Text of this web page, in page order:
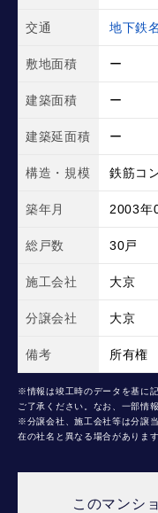
交通 地下鉄
敷地面積 ー
建築面積 ー
建築延面積 ー
構造・規模 鉄筋コ
築年月 2003年
総戸数 30戸
施工会社 大京
分譲会社 大京
備考 所有権
※情報は竣工時のデータを基に
ご了承ください。なお、一部情
※分譲会社、施工会社等は分譲
在の社名と異なる場合があります
このマンシ